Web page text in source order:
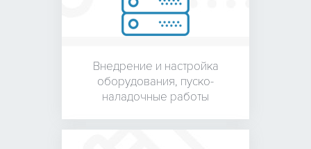
Внедрение и настройка
оборудования, пуско-
наладочные работы